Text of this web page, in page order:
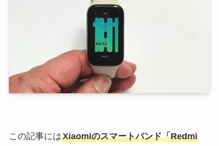
この記事にはXiaomiのスマートバンド「Redmi